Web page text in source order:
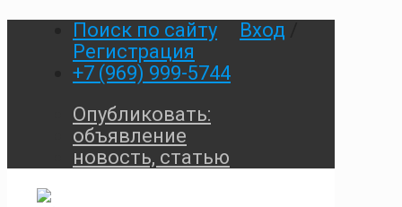
Поиск по сайту Вход
Регистрация
+7 (969) 999-5744
Опубликовать:
объявление
новость, статью